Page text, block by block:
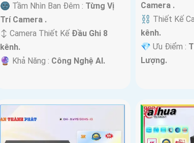
🌚 Tầm Nhìn Ban Đêm : Từng Vị
Trí Camera .
↕️ Camera Thiết Kế Đầu Ghi 8
kênh.
️🔮 Khả Năng : Công Nghệ AI.
Camera .
⛓ Thiết Kế
kênh.
️💎 Ưu Điểm :
Lượng.